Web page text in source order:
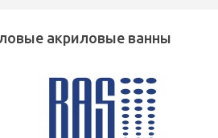
акриловые ванны